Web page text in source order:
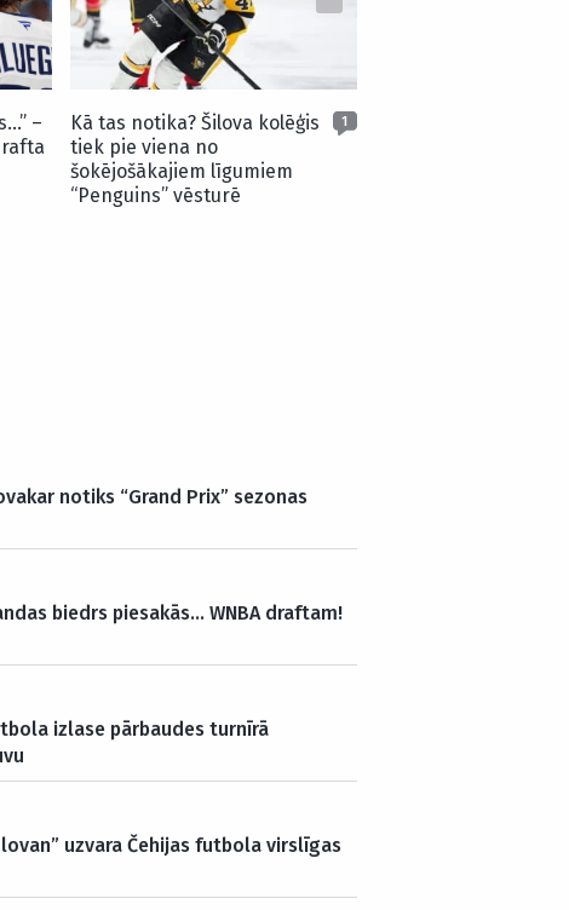
–
Kā tas notika? Šilova kolēģis
tiek pie viena no
šokējošākajiem līgumiem
“Penguins” vēsturē
1
notiks “Grand Prix” sezonas
biedrs piesakās… WNBA draftam!
izlase pārbaudes turnīrā
uzvara Čehijas futbola virslīgas